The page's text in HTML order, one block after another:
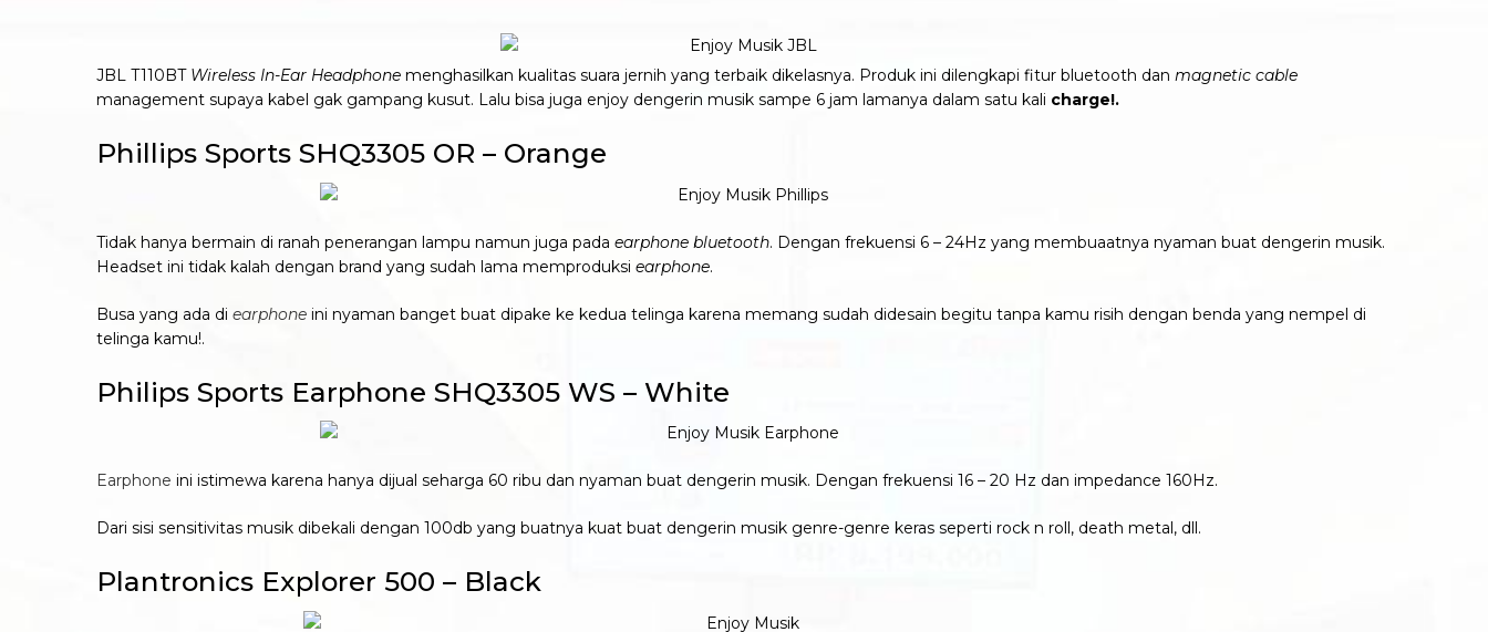
JBL T110BT Wireless In-Ear Headphone menghasilkan kualitas suara jernih yang terbaik dikelasnya. Produk ini dilengkapi fitur bluetooth dan magnetic cable
management supaya kabel gak gampang kusut. Lalu bisa juga enjoy dengerin musik sampe 6 jam lamanya dalam satu kali charge!.
Phillips Sports SHQ3305 OR – Orange
Tidak hanya bermain di ranah penerangan lampu namun juga pada earphone bluetooth. Dengan frekuensi 6 – 24Hz yang membuaatnya nyaman buat dengerin musik.
Headset ini tidak kalah dengan brand yang sudah lama memproduksi earphone.
Busa yang ada di earphone ini nyaman banget buat dipake ke kedua telinga karena memang sudah didesain begitu tanpa kamu risih dengan benda yang nempel di
telinga kamu!.
Philips Sports Earphone SHQ3305 WS – White
Earphone ini istimewa karena hanya dijual seharga 60 ribu dan nyaman buat dengerin musik. Dengan frekuensi 16 – 20 Hz dan impedance 160Hz.
Dari sisi sensitivitas musik dibekali dengan 100db yang buatnya kuat buat dengerin musik genre-genre keras seperti rock n roll, death metal, dll.
Plantronics Explorer 500 – Black